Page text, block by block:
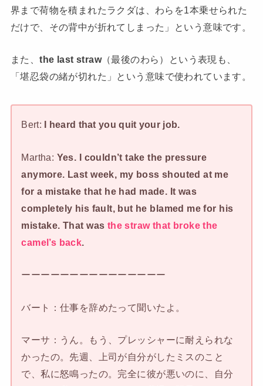
界まで荷物を積まれたラクダは、わらを1本乗せられた
だけで、その背中が折れてしまった」という意味です。
また、the last straw（最後のわら）という表現も、
「堪忍袋の緒が切れた」という 意味で使われています。
Bert: I heard that you quit your job.
Martha: Yes. I couldn’t take the pressure
anymore. Last week, my boss shouted at me
for a mistake that he had made. It was
completely his fault, but he blamed me for his
mistake. That was the straw that broke the
camel’s back.
ーーーーーーーーーーーーーーー
バート：仕事を辞めたって聞いたよ。
マーサ：うん。もう、プレッシャーに耐えられな
かったの。先週、上司が自分がしたミスのこと
で、私に怒鳴ったの。完全に彼が悪いのに、自分